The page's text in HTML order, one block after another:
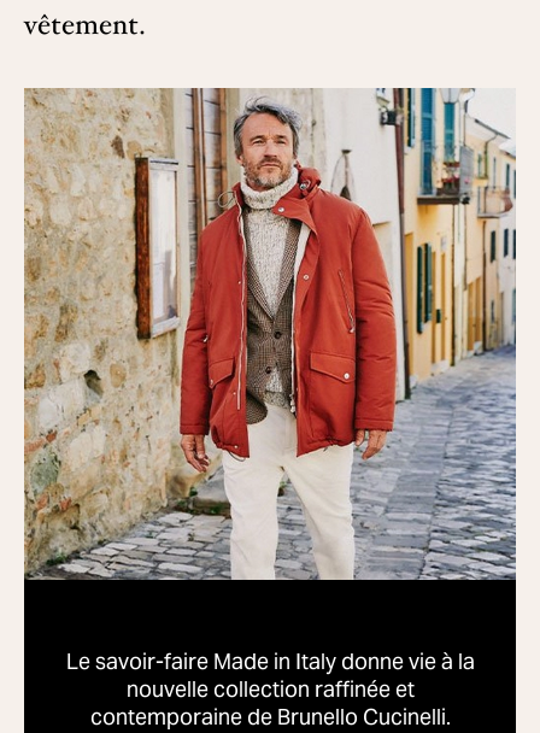
vêtement.
Le savoir-faire Made in Italy donne vie à la
nouvelle collection raffinée et
contemporaine de Brunello Cucinelli.